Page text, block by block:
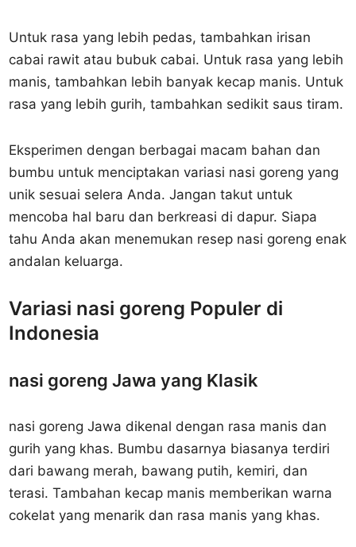
Untuk rasa yang lebih pedas, tambahkan irisan
cabai rawit atau bubuk cabai. Untuk rasa yang lebih
manis, tambahkan lebih banyak kecap manis. Untuk
rasa yang lebih gurih, tambahkan sedikit saus tiram.
Eksperimen dengan berbagai macam bahan dan
bumbu untuk menciptakan variasi nasi goreng yang
unik sesuai selera Anda. Jangan takut untuk
mencoba hal baru dan berkreasi di dapur. Siapa
tahu Anda akan menemukan resep nasi goreng enak
andalan keluarga.
Variasi nasi goreng Populer di
Indonesia
nasi goreng Jawa yang Klasik
nasi goreng Jawa dikenal dengan rasa manis dan
gurih yang khas. Bumbu dasarnya biasanya terdiri
dari bawang merah, bawang putih, kemiri, dan
terasi. Tambahan kecap manis memberikan warna
cokelat yang menarik dan rasa manis yang khas.